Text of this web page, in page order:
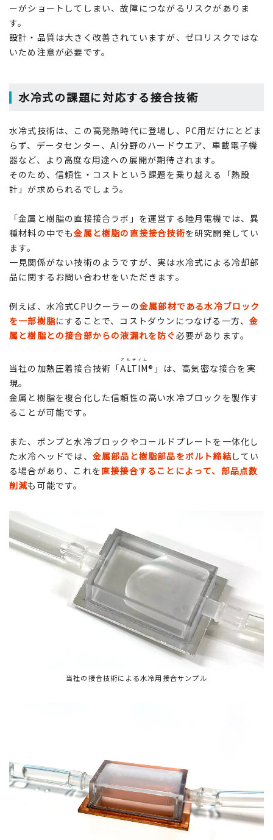
ーがショートしてしまい、故障につながるリスクがありま
す。
設計・品質は大きく改善されていますが、ゼロリスクではな
いため注意が必要です。
水冷式の課題に対応する接合技術
水冷式技術は、この高発熱時代に登場し、PC用だけにとどま
らず、データセンター、AI分野のハードウエア、車載電子機
器など、より高度な用途への展開が期待されます。
そのため、信頼性・コストという課題を乗り越える「熱設
計」が求められるでしょう。
「金属と樹脂の直接接合ラボ」を運営する睦月電機では、異
種材料の中でも金属と樹脂の直接接合技術を研究開発してい
ます。
一見関係がない技術のようですが、実は水冷式による冷却部
品に関するお問い合わせをいただきます。
例えば、水冷式CPUクーラーの金属部材である水冷ブロック
を一部樹脂にすることで、コストダウンにつなげる一方、金
属と樹脂との接合部からの液漏れを防ぐ必要があります。
当社の加熱圧着接合技術「ALTIM
アルティム
®」は、高気密な接合を実
現。
金属と樹脂を複合化した信頼性の高い水冷ブロックを製作す
ることが可能です。
また、ポンプと水冷ブロックやコールドプレートを一体化し
た水冷ヘッドでは、 金属部品と樹脂部品をボルト締結 してい
る場合があり、これを直接接合することによって、部品点数
削減も可能です。
当社の接合技術による水冷用接合サンプル